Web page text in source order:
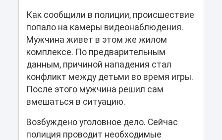
Как сообщили в полиции, происшествие
попало на камеры видеонаблюдения.
Мужчина живет в этом же жилом
комплексе. По предварительным
данным, причиной нападения стал
конфликт между детьми во время игры.
После этого мужчина решил сам
вмешаться в ситуацию.
Возбуждено уголовное дело. Сейчас
полиция проводит необходимые